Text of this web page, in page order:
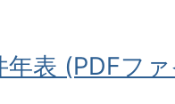
年表 (PDFフ